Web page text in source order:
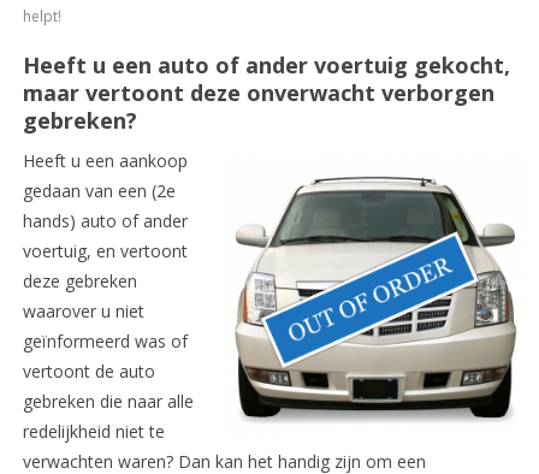
helpt!
Heeft u een auto of ander voertuig gekocht,
maar vertoont deze onverwacht verborgen
gebreken?
Heeft u een aankoop
gedaan van een (2e
hands) auto of ander
voertuig, en vertoont
deze gebreken
waarover u niet
geïnformeerd was of
vertoont de auto
gebreken die naar alle
redelijkheid niet te
verwachten waren? Dan kan het handig zijn om een